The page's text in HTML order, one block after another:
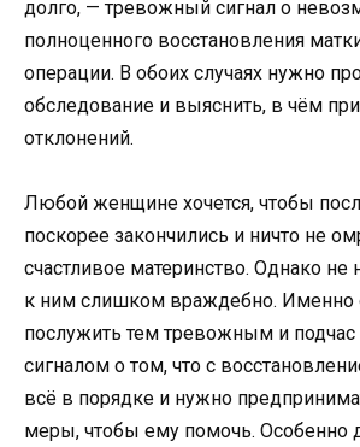
долго, — тревожный сигнал о
полноценного восстановления
операции. В обоих случаях нужно
обследование и выяснить, в чём
отклонений.
Любой женщине хочется, чтобы
поскорее закончились и ничто не
счастливое материнство. Однако не
к ним слишком враждебно. Именно
послужить тем тревожным и
сигналом о том, что с
всё в порядке и нужно
меры, чтобы ему помочь. Особенно